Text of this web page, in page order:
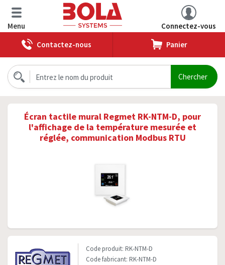
Menu
Connectez-vous
Contactez-nous
Panier
Écran tactile mural Regmet RK-NTM-D, pour
l'affichage de la température mesurée et
réglée, communication Modbus RTU
Code produit: RK-NTM-D
Code fabricant: RK-NTM-D